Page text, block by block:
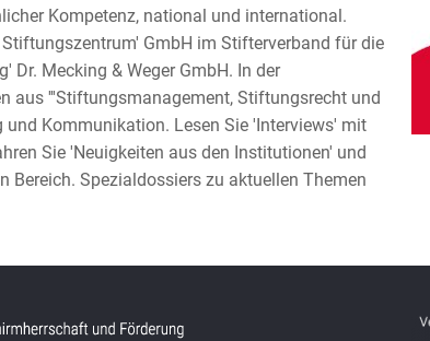
Kompetenz, national und international.
GmbH im Stifterverband für die
Mecking & Weger GmbH. In der
aus '''Stiftungsmanagement, Stiftungsrecht und
Kommunikation. Lesen Sie 'Interviews' mit
Sie 'Neuigkeiten aus den Institutionen' und
Bereich. Spezialdossiers zu aktuellen Themen